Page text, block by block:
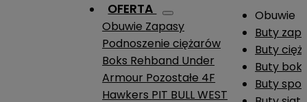
OFERTA
Obuwie Zapasy
Podnoszenie ciężarów
Boks Rehband Under
Armour Pozostałe 4F
Hawkers PIT BULL WEST
Obuwie
Buty
Buty
Buty
Buty